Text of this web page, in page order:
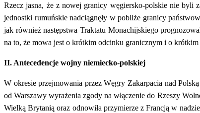
Rzecz jasna, że z nowej granicy węgiersko-polskie nie byli
jednostki rumuńskie nadciągnęły w pobliże granicy
jak również następstwa Traktatu Monachijskiego
na to, że mowa jest o krótkim odcinku granicznym i o krótkim
II. Antecedencje wojny niemiecko-polskiej
W okresie przejmowania przez Węgry Zakarpacia nad
od Warszawy wyrażenia zgody na włączenie do Rzeszy
Wielką Brytanią oraz odnowiła przymierze z Francją w